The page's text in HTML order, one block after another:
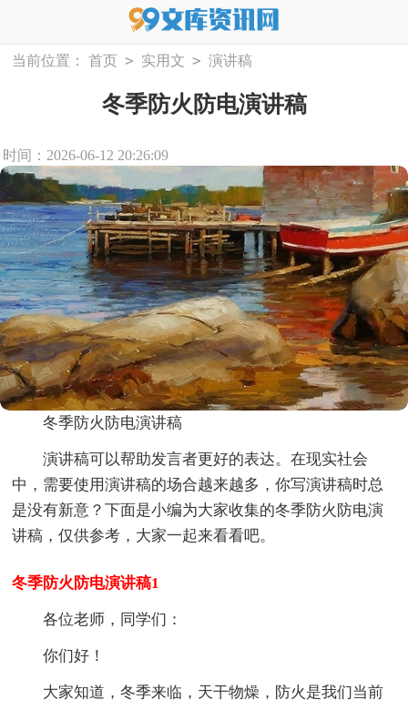
当前位置： 首页 > 实用文 > 演讲稿
冬季防火防电演讲稿
时间：2026-06-12 20:26:09
冬季防火防电演讲稿
演讲稿可以帮助发言者更好的表达。在现实社会
中，需要使用演讲稿的场合越来越多，你写演讲稿时总
是没有新意？下面是小编为大家收集的冬季防火防电演
讲稿，仅供参考，大家一起来看看吧。
冬季防火防电演讲稿1
各位老师，同学们：
你们好！
大家知道，冬季来临，天干物燥，防火是我们当前